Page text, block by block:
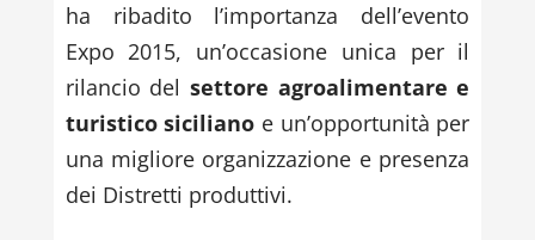
ha ribadito l’importanza dell’evento
Expo 2015, un’occasione unica per il
rilancio del settore agroalimentare e
turistico siciliano e un’opportunità per
una migliore organizzazione e presenza
dei Distretti produttivi.